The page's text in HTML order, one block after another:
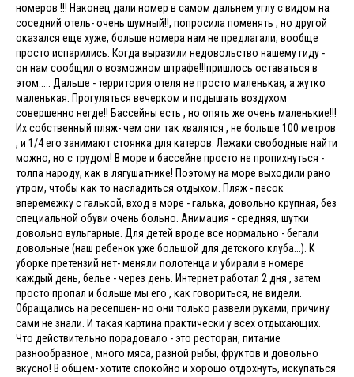
номеров !!! Наконец дали номер в самом дальнем углу с видом на
соседний отель- очень шумный!!, попросила поменять , но другой
оказался еще хуже, больше номера нам не предлагали, вообще
просто испарились. Когда выразили недовольство нашему гиду -
он нам сообщил о возможном штрафе!!!пришлось оставаться в
этом..... Дальше - территория отеля не просто маленькая, а жутко
маленькая. Прогуляться вечерком и подышать воздухом
совершенно негде!! Бассейны есть , но опять же очень маленькие!!!
Их собственный пляж- чем они так хвалятся , не больше 100 метров
, и 1/4 его занимают стоянка для катеров. Лежаки свободные найти
можно, но с трудом! В море и бассейне просто не пропихнуться -
толпа народу, как в лягушатнике! Поэтому на море выходили рано
утром, чтобы как то насладиться отдыхом. Пляж - песок
вперемежку с галькой, вход в море - галька, довольно крупная, без
специальной обуви очень больно. Анимация - средняя, шутки
довольно вульгарные. Для детей вроде все нормально - бегали
довольные (наш ребенок уже большой для детского клуба...). К
уборке претензий нет- меняли полотенца и убирали в номере
каждый день, белье - через день. Интернет работал 2 дня , затем
просто пропал и больше мы его , как говориться, не видели.
Обращались на ресепшен- но они только развели руками, причину
сами не знали. И такая картина практически у всех отдыхающих.
Что действительно порадовало - это ресторан, питание
разнообразное , много мяса, разной рыбы, фруктов и довольно
вкусно! В общем- хотите спокойно и хорошо отдохнуть, искупаться